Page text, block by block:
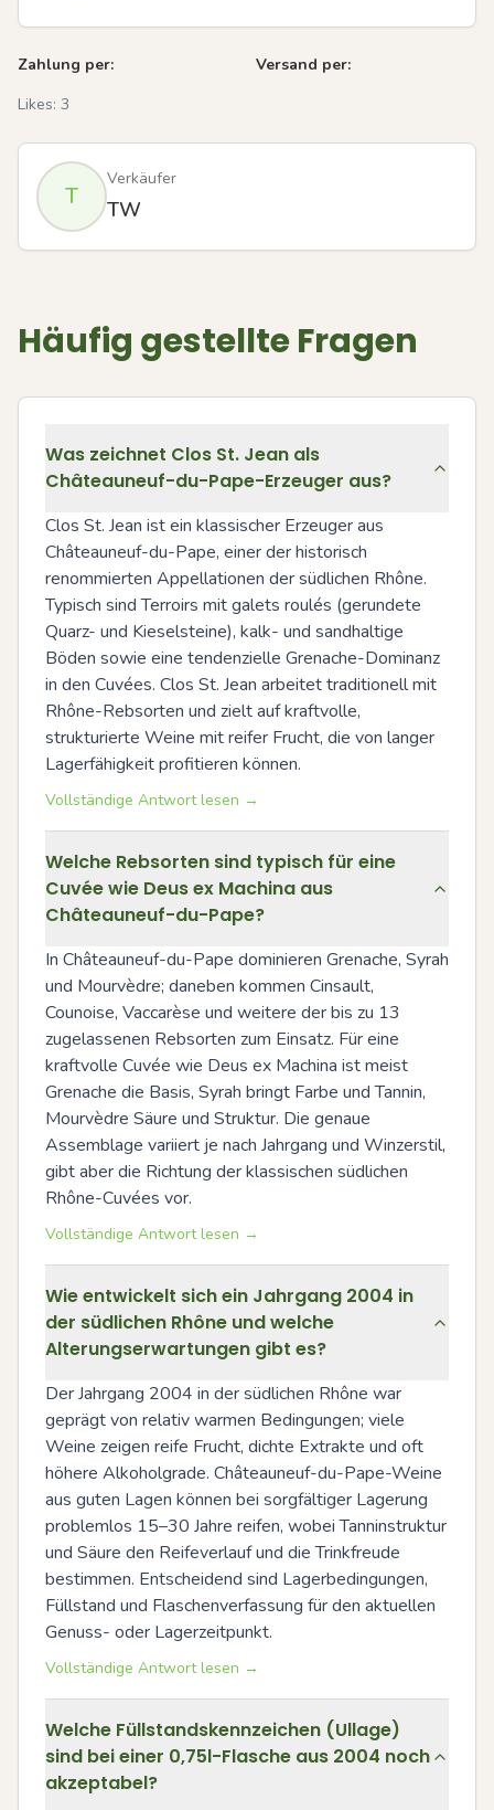
Zahlung per:
Versand per:
Likes: 3
T
Verkäufer
TW
Häufig gestellte Fragen
Was zeichnet Clos St. Jean als
Châteauneuf-du-Pape-Erzeuger aus?
Clos St. Jean ist ein klassischer Erzeuger aus
Châteauneuf-du-Pape, einer der historisch
renommierten Appellationen der südlichen Rhône.
Typisch sind Terroirs mit galets roulés (gerundete
Quarz- und Kieselsteine), kalk- und sandhaltige
Böden sowie eine tendenzielle Grenache-Dominanz
in den Cuvées. Clos St. Jean arbeitet traditionell mit
Rhône-Rebsorten und zielt auf kraftvolle,
strukturierte Weine mit reifer Frucht, die von langer
Lagerfähigkeit profitieren können.
Vollständige Antwort lesen →
Welche Rebsorten sind typisch für eine
Cuvée wie Deus ex Machina aus
Châteauneuf-du-Pape?
In Châteauneuf-du-Pape dominieren Grenache, Syrah
und Mourvèdre; daneben kommen Cinsault,
Counoise, Vaccarèse und weitere der bis zu 13
zugelassenen Rebsorten zum Einsatz. Für eine
kraftvolle Cuvée wie Deus ex Machina ist meist
Grenache die Basis, Syrah bringt Farbe und Tannin,
Mourvèdre Säure und Struktur. Die genaue
Assemblage variiert je nach Jahrgang und Winzerstil,
gibt aber die Richtung der klassischen südlichen
Rhône-Cuvées vor.
Vollständige Antwort lesen →
Wie entwickelt sich ein Jahrgang 2004 in
der südlichen Rhône und welche
Alterungserwartungen gibt es?
Der Jahrgang 2004 in der südlichen Rhône war
geprägt von relativ warmen Bedingungen; viele
Weine zeigen reife Frucht, dichte Extrakte und oft
höhere Alkoholgrade. Châteauneuf-du-Pape-Weine
aus guten Lagen können bei sorgfältiger Lagerung
problemlos 15–30 Jahre reifen, wobei Tanninstruktur
und Säure den Reifeverlauf und die Trinkfreude
bestimmen. Entscheidend sind Lagerbedingungen,
Füllstand und Flaschenverfassung für den aktuellen
Genuss- oder Lagerzeitpunkt.
Vollständige Antwort lesen →
Welche Füllstandskennzeichen (Ullage)
sind bei einer 0,75l-Flasche aus 2004 noch
akzeptabel?